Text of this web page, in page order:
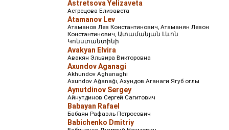
Astretsova Yelizaveta
Астрецова Елизавета
Atamanov Lev
Атаманов Лев Константинович, Атаманян Левон
Константинович, Ատամանյան Լևոն
Կոնստանտինի
Avakyan Elvira
Авакян Эльвира Викторовна
Axundov Aganagi
Akhundov Aghanaghi
Axundov Ağanağı, Ахундов Аганаги Ягуб оглы
Aynutdinov Sergey
Айнутдинов Сергей Сагитович
Babayan Rafael
Бабаян Рафаэль Петросович
Babichenko Dmitriy